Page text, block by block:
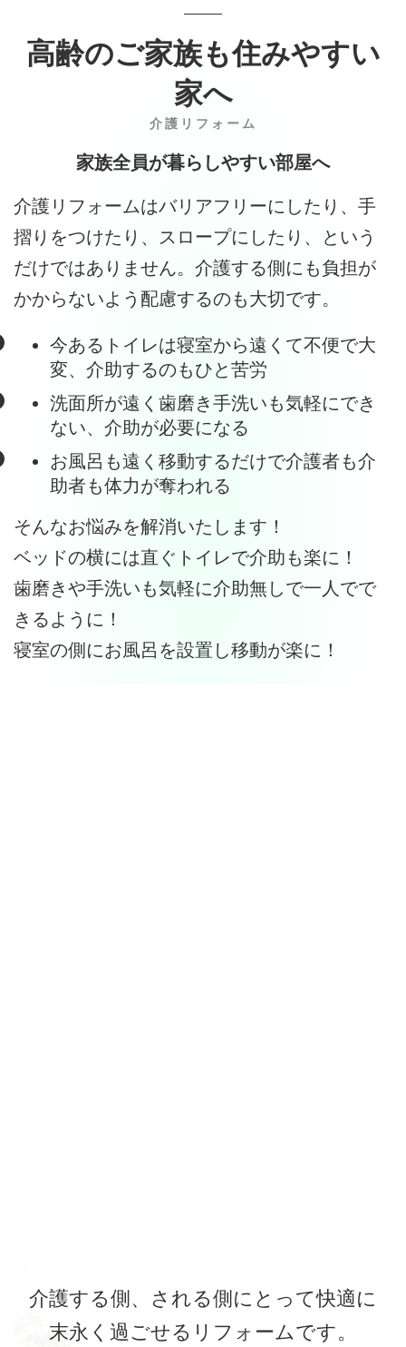
高齢のご家族も住みやすい
家へ
介護リフォーム
家族全員が暮らしやすい部屋へ
介護リフォームはバリアフリーにしたり、手
摺りをつけたり、スロープにしたり、という
だけではありません。介護する側にも負担が
かからないよう配慮するのも大切です。
今あるトイレは寝室から遠くて不便で大
変、介助するのもひと苦労
洗面所が遠く歯磨き手洗いも気軽にでき
ない、介助が必要になる
お風呂も遠く移動するだけで介護者も介
助者も体力が奪われる
そんなお悩みを解消いたします！
ベッドの横には直ぐトイレで介助も楽に！
歯磨きや手洗いも気軽に介助無しで一人でで
きるように！
寝室の側にお風呂を設置し移動が楽に！
介護する側、される側にとって快適に
末永く過ごせるリフォームです。